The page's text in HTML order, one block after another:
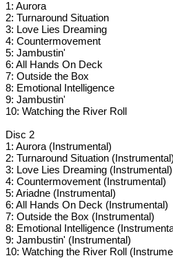
1: Aurora
2: Turnaround Situation
3: Love Lies Dreaming
4: Countermovement
5: Jambustin'
6: All Hands On Deck
7: Outside the Box
8: Emotional Intelligence
9: Jambustin'
10: Watching the River Roll
Disc 2
1: Aurora (Instrumental)
2: Turnaround Situation
3: Love Lies Dreaming (Instrumental)
4: Countermovement (Instrumental)
5: Ariadne (Instrumental)
6: All Hands On Deck (Instrumental)
7: Outside the Box (Instrumental)
8: Emotional Intelligence
9: Jambustin' (Instrumental)
10: Watching the River Roll